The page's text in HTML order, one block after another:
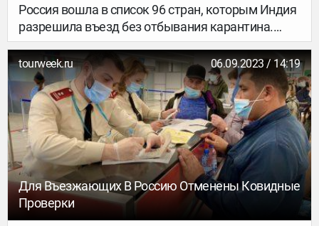
Россия вошла в список 96 стран, которым Индия
разрешила въезд без отбывания карантина.
Условие одно – вакцинация…
tourweek.ru 06.09.2023 / 14:19
Для Въезжающих В Россию Отменены Ковидные
Проверки